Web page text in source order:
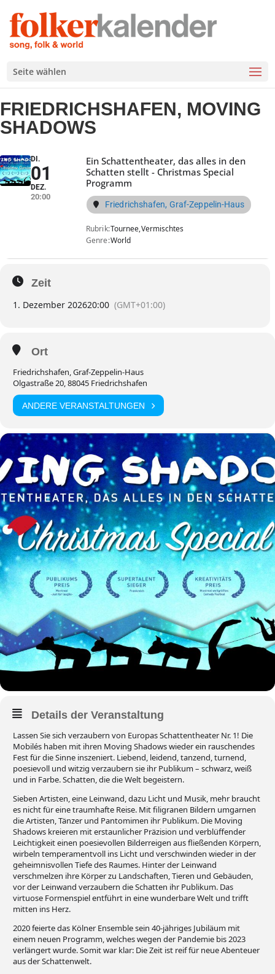
Seite wählen
FRIEDRICHSHAFEN, MOVING
SHADOWS
DI.
01
DEZ.
20:00
Ein Schattentheater, das alles in den
Schatten stellt - Christmas Special
Programm
Friedrichshafen, Graf-Zeppelin-Haus
Rubrik Tournee,Vermischtes
Genre World
Zeit
1. Dezember 202620:00 (GMT+01:00)
Ort
Friedrichshafen, Graf-Zeppelin-Haus
Olgastraße 20, 88045 Friedrichshafen
ANDERE VERANSTALTUNGEN
Details der Veranstaltung
Lassen Sie sich verzaubern von Europas Schattentheater Nr. 1! Die
Mobilés haben mit ihren Moving Shadows wieder ein rauschendes
Fest für die Sinne inszeniert. Liebend, leidend, tanzend, turnend,
poesievoll und witzig verzaubern sie ihr Publikum – schwarz, weiß
und in Farbe. Schatten, die die Welt begeistern.
Sieben Artisten, eine Leinwand, dazu Licht und Musik, mehr braucht
es nicht für eine traumhafte Reise. Mit filigranen Bildern umgarnen
die Artisten, Tänzer und Pantomimen ihr Publikum. Die Moving
Shadows kreieren mit erstaunlicher Präzision und verblüffender
Leichtigkeit einen poesievollen Bilderreigen aus fließenden Körpern,
wirbeln temperamentvoll ins Licht und verschwinden wieder in der
geheimnisvollen Tiefe des Raumes. Hinter der Leinwand
verschmelzen ihre Körper zu Landschaften, Tieren und Gebäuden,
vor der Leinwand verzaubern die Schatten ihr Publikum. Das
virtuose Formenspiel entführt in eine wunderbare Welt und trifft
mitten ins Herz.
2020 feierte das Kölner Ensemble sein 40-jähriges Jubiläum mit
einem neuen Programm, welches wegen der Pandemie bis 2023
verlängert wurde. Somit war klar: Die Zeit ist reif für neue Abenteuer
aus der Schattenwelt.